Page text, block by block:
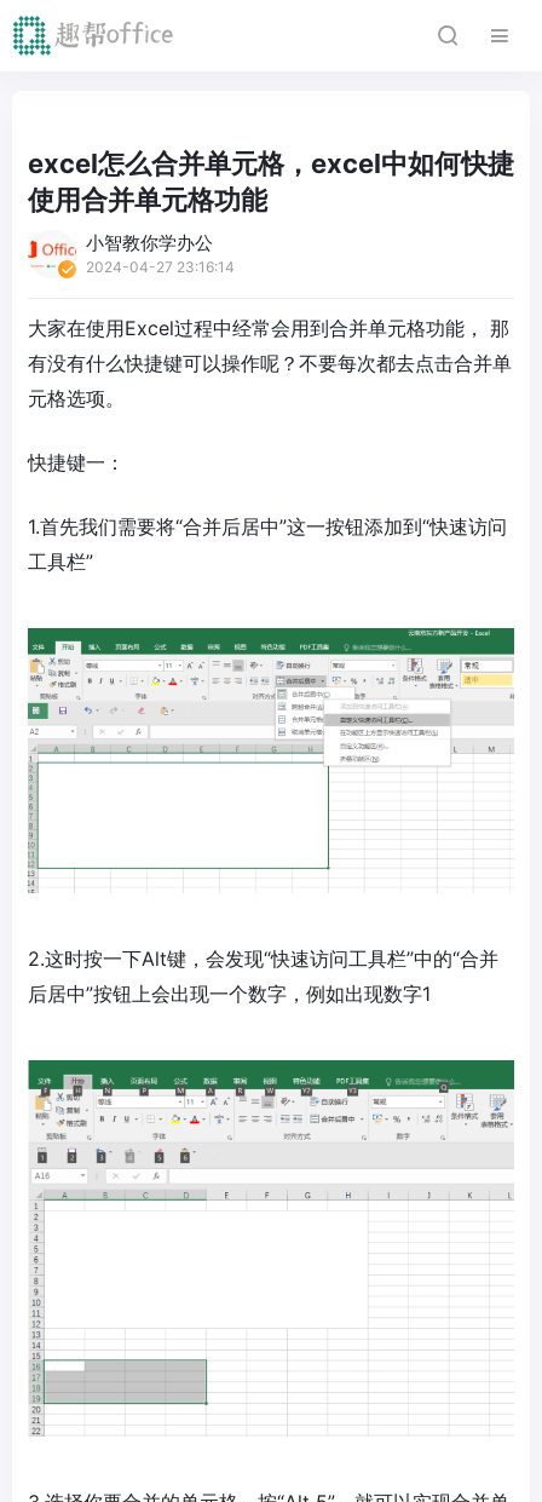
excel怎么合并单元格，excel中如何快捷
使用合并单元格功能
小智教你学办公
2024-04-27 23:16:14
大家在使用Excel过程中经常会用到合并单元格功能， 那
有没有什么快捷键可以操作呢？不要每次都去点击合并单
元格选项。
快捷键一：
1.首先我们需要将“合并后居中”这一按钮添加到“快速访问
工具栏”
2.这时按一下Alt键，会发现“快速访问工具栏”中的“合并
后居中”按钮上会出现一个数字，例如出现数字1